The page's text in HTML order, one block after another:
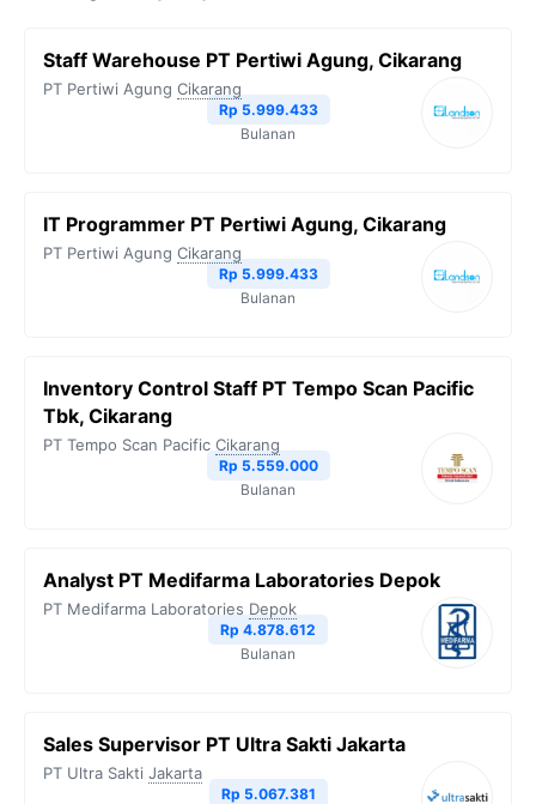
o
e
r
a
A
p
i
n
k
Staff Warehouse PT Pertiwi Agung, Cikarang
PT Pertiwi Agung Cikarang
Rp 5.999.433
Bulanan
IT Programmer PT Pertiwi Agung, Cikarang
PT Pertiwi Agung Cikarang
Rp 5.999.433
Bulanan
Inventory Control Staff PT Tempo Scan Pacific
Tbk, Cikarang
PT Tempo Scan Pacific Cikarang
Rp 5.559.000
Bulanan
Analyst PT Medifarma Laboratories Depok
PT Medifarma Laboratories Depok
Rp 4.878.612
Bulanan
Sales Supervisor PT Ultra Sakti Jakarta
PT Ultra Sakti Jakarta
Rp 5.067.381